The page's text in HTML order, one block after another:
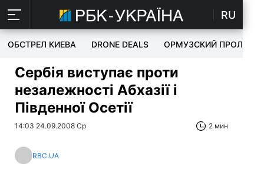
RU
ОБСТРЕЛ КИЕВА DRONE DEALS ОРМУЗСКИЙ ПРОЛИВ
Сербія виступає проти
незалежності Абхазії і
Південної Осетії
14:03 24.09.2008 Ср 2 мин
RBC.UA